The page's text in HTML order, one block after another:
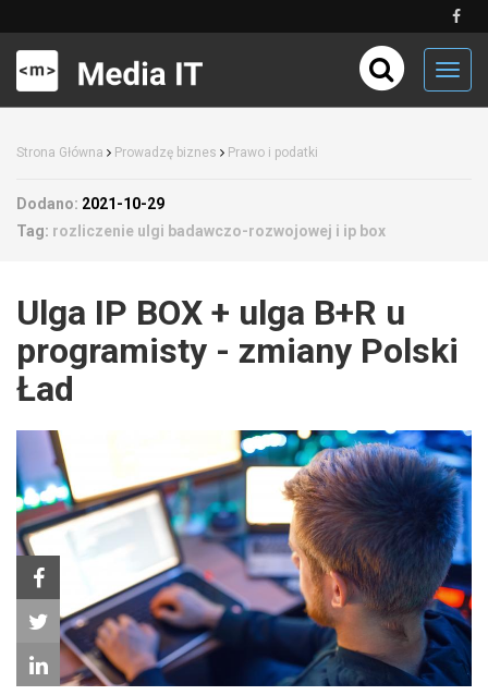
Strona Główna Prowadzę biznes Prawo i podatki
Dodano: 2021-10-29
Tag: rozliczenie ulgi badawczo-rozwojowej i ip box
Ulga IP BOX + ulga B+R u
programisty - zmiany Polski
Ład